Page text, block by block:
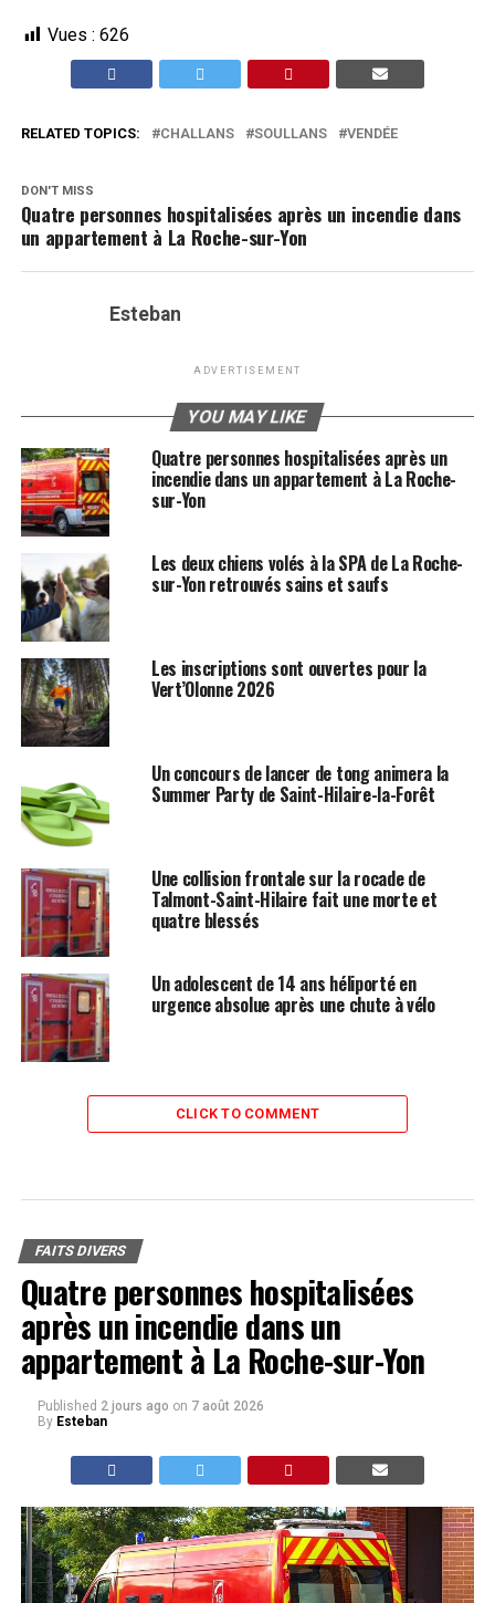
Vues : 626
RELATED TOPICS: CHALLANS SOULLANS VENDÉE
DON'T MISS
Quatre personnes hospitalisées après un incendie dans
un appartement à La Roche-sur-Yon
Esteban
ADVERTISEMENT
YOU MAY LIKE
Quatre personnes hospitalisées après un
incendie dans un appartement à La Roche-
sur-Yon
Les deux chiens volés à la SPA de La Roche-
sur-Yon retrouvés sains et saufs
Les inscriptions sont ouvertes pour la
Vert’Olonne 2026
Un concours de lancer de tong animera la
Summer Party de Saint-Hilaire-la-Forêt
Une collision frontale sur la rocade de
Talmont-Saint-Hilaire fait une morte et
quatre blessés
Un adolescent de 14 ans héliporté en
urgence absolue après une chute à vélo
CLICK TO COMMENT
FAITS DIVERS
Quatre personnes hospitalisées
après un incendie dans un
appartement à La Roche-sur-Yon
Published 2 jours ago on 7 août 2026
By Esteban